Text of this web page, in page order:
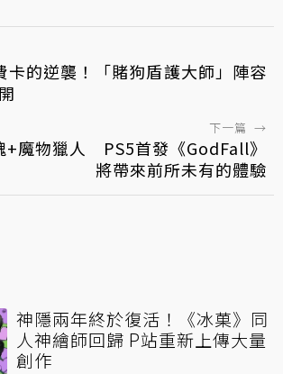
卡的逆襲！「賭狗盾護大師」陣容
下一篇 →
+魔物獵人 PS5首發《GodFall》
將帶來前所未有的體驗
神隱兩年終於復活！《冰菓》同
人神繪師回歸 P站重新上傳大量
創作